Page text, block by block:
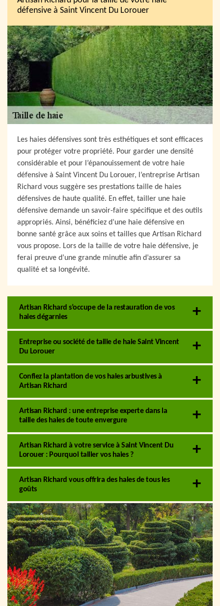
défensive à Saint Vincent Du Lorouer
Les haies défensives sont très esthétiques et sont efficaces
pour protéger votre propriété. Pour garder une densité
considérable et pour l’épanouissement de votre haie
défensive à Saint Vincent Du Lorouer, l’entreprise Artisan
Richard vous suggère ses prestations taille de haies
défensives de haute qualité. En effet, tailler une haie
défensive demande un savoir-faire spécifique et des outils
appropriés. Ainsi, bénéficiez d’une haie défensive en
bonne santé grâce aux soins et tailles que Artisan Richard
vous propose. Lors de la taille de votre haie défensive, je
ferai preuve d’une grande minutie afin d’assurer sa
qualité et sa longévité.
Artisan Richard s’occupe de la restauration de vos
haies dégarnies
Entreprise ou société de taille de haie Saint Vincent
Du Lorouer
Confiez la plantation de vos haies arbustives à
Artisan Richard
Artisan Richard : une entreprise experte dans la
taille des haies de toute envergure
Artisan Richard à votre service à Saint Vincent Du
Lorouer : Pourquoi tailler vos haies ?
Artisan Richard vous offrira des haies de tous les
goûts